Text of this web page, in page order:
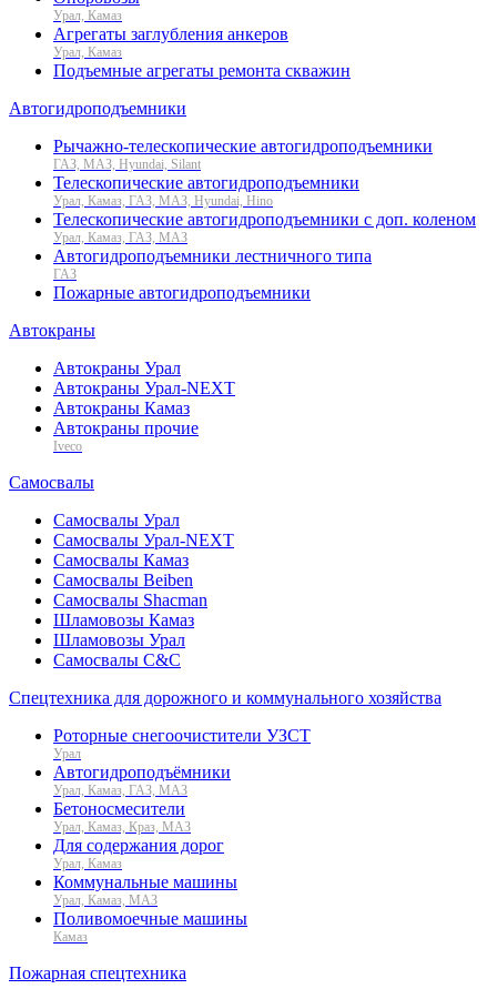
Урал, Камаз
Агрегаты заглубления анкеров
Урал, Камаз
Подъемные агрегаты ремонта скважин
Автогидроподъемники
Рычажно-телескопические автогидроподъемники
ГАЗ, МАЗ, Hyundai, Silant
Телескопические автогидроподъемники
Урал, Камаз, ГАЗ, МАЗ, Hyundai, Hino
Телескопические автогидроподъемники с доп. коленом
Урал, Камаз, ГАЗ, МАЗ
Автогидроподъемники лестничного типа
ГАЗ
Пожарные автогидроподъемники
Автокраны
Автокраны Урал
Автокраны Урал-NEXT
Автокраны Камаз
Автокраны прочие
Iveco
Самосвалы
Самосвалы Урал
Самосвалы Урал-NEXT
Самосвалы Камаз
Самосвалы Beiben
Самосвалы Shacman
Шламовозы Камаз
Шламовозы Урал
Самосвалы C&C
Спецтехника для дорожного и коммунального хозяйства
Роторные снегоочистители УЗСТ
Урал
Автогидроподъёмники
Урал, Камаз, ГАЗ, МАЗ
Бетоносмесители
Урал, Камаз, Краз, МАЗ
Для содержания дорог
Урал, Камаз
Коммунальные машины
Урал, Камаз, МАЗ
Поливомоечные машины
Камаз
Пожарная спецтехника